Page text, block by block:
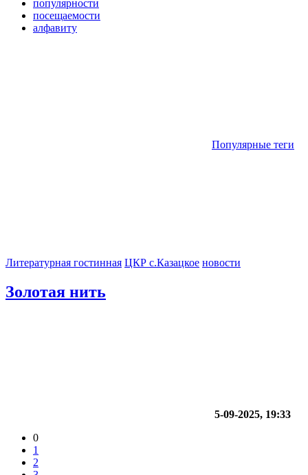
популярности
посещаемости
алфавиту
Популярные теги
Литературная гостинная ЦКР с.Казацкое новости
Золотая нить
5-09-2025, 19:33
0
1
2